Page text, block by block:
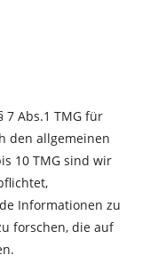
7 Abs.1 TMG für
den allgemeinen
10 TMG sind wir
Informationen zu
forschen, die auf